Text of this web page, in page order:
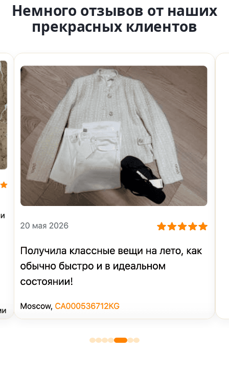
Немного отзывов от наших
прекрасных клиентов